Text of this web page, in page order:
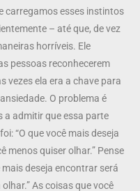
carregamos esses instintos
– até que, de vez
horríveis. Ele
pessoas reconhecerem
vezes ela era a chave para
O problema é
a admitir que essa parte
“O que você mais deseja
menos quiser olhar.” Pense
mais deseja encontrar será
As coisas que você